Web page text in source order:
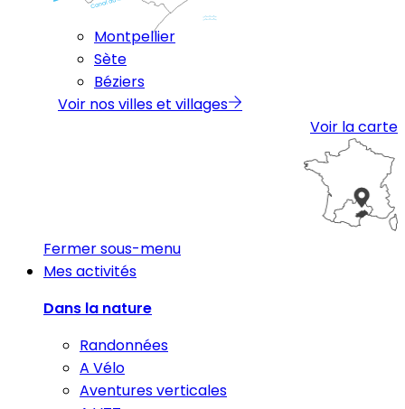
Montpellier
Sète
Béziers
Voir nos villes et villages
Voir la carte
Fermer sous-menu
Mes activités
Dans la nature
Randonnées
A Vélo
Aventures verticales